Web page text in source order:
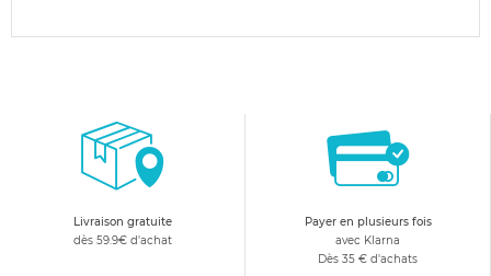
Livraison gratuite
dès 59.9€ d'achat
Payer en plusieurs fois
avec Klarna
Dès 35 € d'achats